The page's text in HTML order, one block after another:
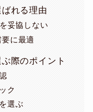
れる理由
妥協しない
に最適
際のポイント
ク
選ぶ